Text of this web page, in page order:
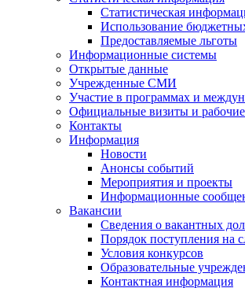
Статистическая
Использование
Предоставляемые льготы
Информационные системы
Открытые данные
Учрежденные СМИ
Участие в программах и
Официальные визиты и рабочие
Контакты
Информация
Новости
Анонсы событий
Мероприятия и проекты
Информационные
Вакансии
Сведения о вакантных
Порядок поступления на
Условия конкурсов
Образовательные
Контактная информация